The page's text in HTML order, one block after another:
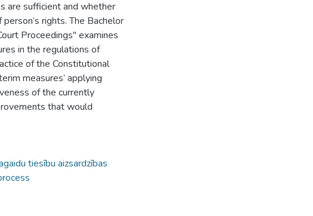
are sufficient and whether
rights. The Bachelor
Proceedings" examines
in the regulations of
of the Constitutional
measures’ applying
of the currently
that would
tiesību aizsardzības